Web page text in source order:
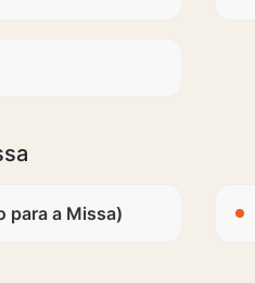
para a Missa)